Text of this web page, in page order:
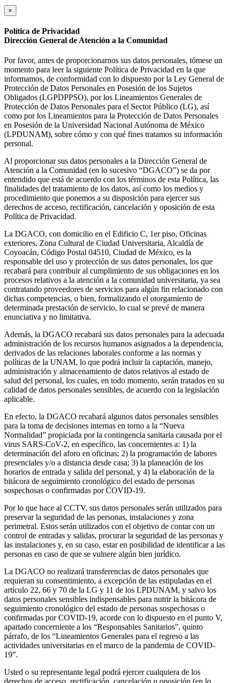
×
Política de Privacidad
Dirección General de Atención a la Comunidad
Por favor, antes de proporcionarnos sus datos personales, tómese un
momento para leer la siguiente Política de Privacidad en la que
informamos, de conformidad con lo dispuesto por la Ley General de
Protección de Datos Personales en Posesión de los Sujetos
Obligados (LGPDPPSO), por los Lineamientos Generales de
Protección de Datos Personales para el Sector Público (LG), así
como por los Lineamientos para la Protección de Datos Personales
en Posesión de la Universidad Nacional Autónoma de México
(LPDUNAM), sobre cómo y con qué fines tratamos su información
personal.
Al proporcionar sus datos personales a la Dirección General de
Atención a la Comunidad (en lo sucesivo “DGACO”) se da por
entendido que está de acuerdo con los términos de esta Política, las
finalidades del tratamiento de los datos, así como los medios y
procedimiento que ponemos a su disposición para ejercer sus
derechos de acceso, rectificación, cancelación y oposición de esta
Política de Privacidad.
La DGACO, con domicilio en el Edificio C, 1er piso, Oficinas
exteriores, Zona Cultural de Ciudad Universitaria, Alcaldía de
Coyoacán, Código Postal 04510, Ciudad de México, es la
responsable del uso y protección de sus datos personales, los que
recabará para contribuir al cumplimiento de sus obligaciones en los
procesos relativos a la atención a la comunidad universitaria, ya sea
contratando proveedores de servicios para algún fin relacionado con
dichas competencias, o bien, formalizando el otorgamiento de
determinada prestación de servicio, lo cual se prevé de manera
enunciativa y no limitativa.
Además, la DGACO recabará sus datos personales para la adecuada
administración de los recursos humanos asignados a la dependencia,
derivados de las relaciones laborales conforme a las normas y
políticas de la UNAM, lo que podrá incluir la captación, manejo,
administración y almacenamiento de datos relativos al estado de
salud del personal, los cuales, en todo momento, serán tratados en su
calidad de datos personales sensibles, de acuerdo con la legislación
aplicable.
En efecto, la DGACO recabará algunos datos personales sensibles
para la toma de decisiones internas en torno a la “Nueva
Normalidad” propiciada por la contingencia sanitaria causada por el
virus SARS-CoV-2, en específico, las concernientes a: 1) la
determinación del aforo en oficinas; 2) la programación de labores
presenciales y/o a distancia desde casa; 3) la planeación de los
horarios de entrada y salida del personal, y 4) la elaboración de la
bitácora de seguimiento cronológico del estado de personas
sospechosas o confirmadas por COVID-19.
Por lo que hace al CCTV, sus datos personales serán utilizados para
preservar la seguridad de las personas, instalaciones y zona
perimetral. Estos serán utilizados con el objetivo de contar con un
control de entradas y salidas, procurar la seguridad de las personas y
las instalaciones y, en su caso, estar en posibilidad de identificar a las
personas en caso de que se vulnere algún bien jurídico.
La DGACO no realizará transferencias de datos personales que
requieran su consentimiento, a excepción de las estipuladas en el
artículo 22, 66 y 70 de la LG y 11 de los LPDUNAM, y salvo los
datos personales sensibles indispensables para nutrir la bitácora de
seguimiento cronológico del estado de personas sospechosas o
confirmadas por COVID-19, acorde con lo dispuesto en el punto V,
apartado concerniente a los “Responsables Sanitarios”, quinto
párrafo, de los “Lineamientos Generales para el regreso a las
actividades universitarias en el marco de la pandemia de COVID-
19”.
Usted o su representante legal podrá ejercer cualquiera de los